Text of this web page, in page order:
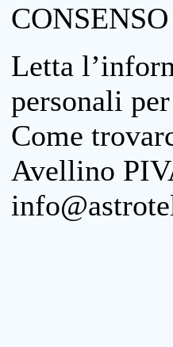
CONSENSO
Letta
personali
Come
Avellino